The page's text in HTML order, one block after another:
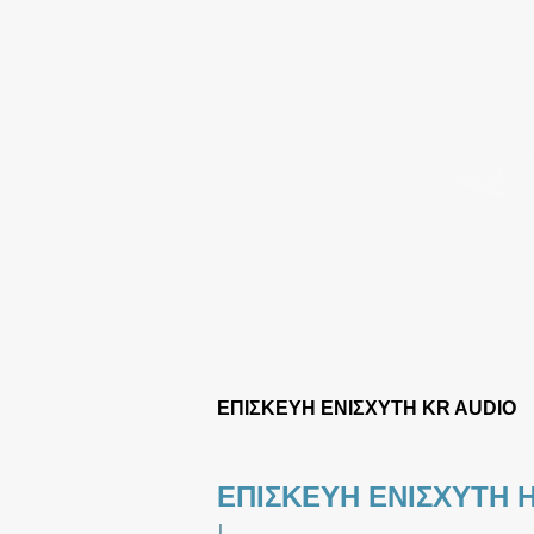
ΕΠΙΣΚΕΥΗ ΕΝΙΣΧΥΤΗ KR AUDIO
ΕΠΙΣΚΕΥΗ ΕΝΙΣΧΥΤΗ